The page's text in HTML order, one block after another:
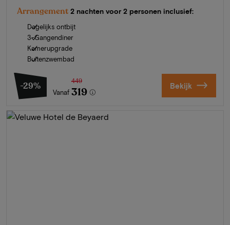
Arrangement 2 nachten voor 2 personen inclusief:
Dagelijks ontbijt
3-Gangendiner
Kamerupgrade
Buitenzwembad
-29%
Vanaf
449
319 Bekijk